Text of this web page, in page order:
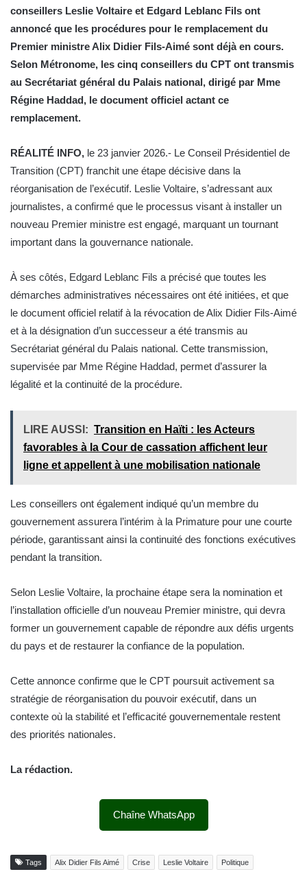
conseillers Leslie Voltaire et Edgard Leblanc Fils ont
annoncé que les procédures pour le remplacement du
Premier ministre Alix Didier Fils-Aimé sont déjà en cours.
Selon Métronome, les cinq conseillers du CPT ont transmis
au Secrétariat général du Palais national, dirigé par Mme
Régine Haddad, le document officiel actant ce
remplacement.
RÉALITÉ INFO, le 23 janvier 2026.- Le Conseil Présidentiel de
Transition (CPT) franchit une étape décisive dans la
réorganisation de l’exécutif. Leslie Voltaire, s’adressant aux
journalistes, a confirmé que le processus visant à installer un
nouveau Premier ministre est engagé, marquant un tournant
important dans la gouvernance nationale.
À ses côtés, Edgard Leblanc Fils a précisé que toutes les
démarches administratives nécessaires ont été initiées, et que
le document officiel relatif à la révocation de Alix Didier Fils-Aimé
et à la désignation d’un successeur a été transmis au
Secrétariat général du Palais national. Cette transmission,
supervisée par Mme Régine Haddad, permet d’assurer la
légalité et la continuité de la procédure.
LIRE AUSSI: Transition en Haïti : les Acteurs
favorables à la Cour de cassation affichent leur
ligne et appellent à une mobilisation nationale
Les conseillers ont également indiqué qu’un membre du
gouvernement assurera l’intérim à la Primature pour une courte
période, garantissant ainsi la continuité des fonctions exécutives
pendant la transition.
Selon Leslie Voltaire, la prochaine étape sera la nomination et
l’installation officielle d’un nouveau Premier ministre, qui devra
former un gouvernement capable de répondre aux défis urgents
du pays et de restaurer la confiance de la population.
Cette annonce confirme que le CPT poursuit activement sa
stratégie de réorganisation du pouvoir exécutif, dans un
contexte où la stabilité et l’efficacité gouvernementale restent
des priorités nationales.
La rédaction.
Chaîne WhatsApp
Tags Alix Didier Fils Aimé Crise Leslie Voltaire Politique